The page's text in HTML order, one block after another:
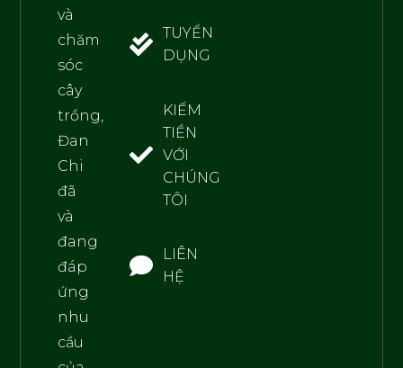
và
chăm
sóc
cây
trồng,
Đan
Chi
đã
và
đang
đáp
ứng
nhu
cầu
TUYỂN
DỤNG
KIẾM
TIỀN
VỚI
CHÚNG
TÔI
LIÊN
HỆ